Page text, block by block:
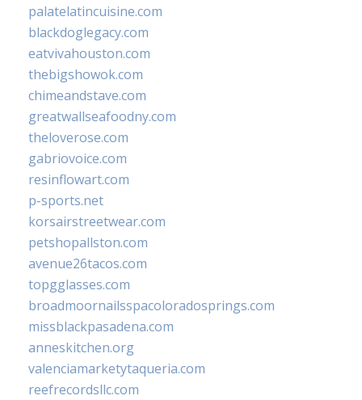
palatelatincuisine.com
blackdoglegacy.com
eatvivahouston.com
thebigshowok.com
chimeandstave.com
greatwallseafoodny.com
theloverose.com
gabriovoice.com
resinflowart.com
p-sports.net
korsairstreetwear.com
petshopallston.com
avenue26tacos.com
topgglasses.com
broadmoornailsspacoloradosprings.com
missblackpasadena.com
anneskitchen.org
valenciamarketytaqueria.com
reefrecordsllc.com